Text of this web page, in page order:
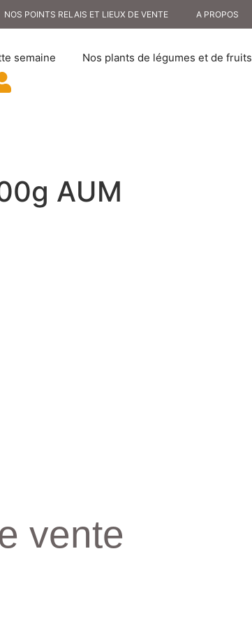
NOS POINTS RELAIS ET LIEUX DE VENTE A PROPOS
semaine Nos plants de légumes et de fruits
AUM
vente